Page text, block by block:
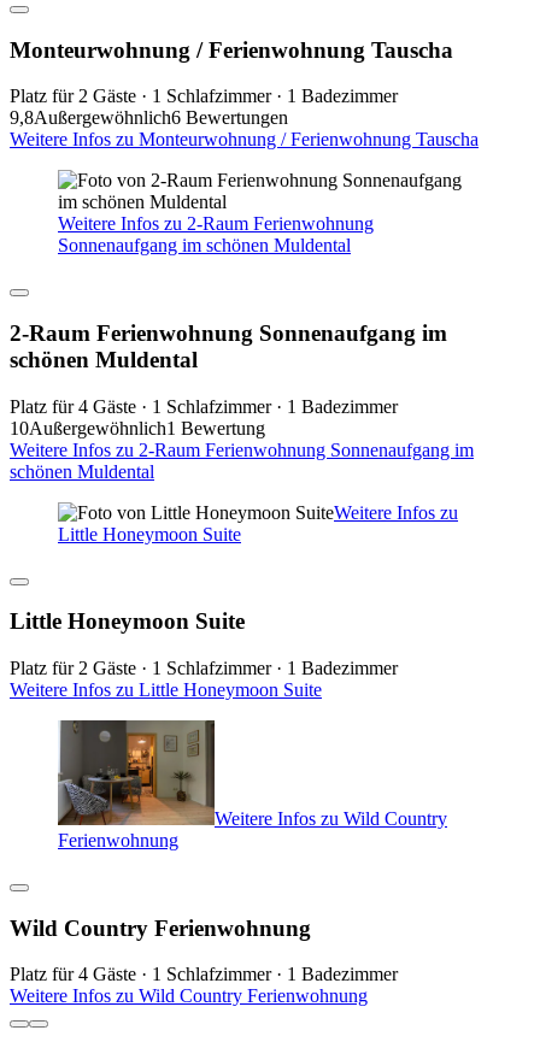
Monteurwohnung / Ferienwohnung Tauscha
Platz für 2 Gäste · 1 Schlafzimmer · 1 Badezimmer
9,8Außergewöhnlich6 Bewertungen
Weitere Infos zu Monteurwohnung / Ferienwohnung Tauscha
Weitere Infos zu 2-Raum Ferienwohnung
Sonnenaufgang im schönen Muldental
2-Raum Ferienwohnung Sonnenaufgang im
schönen Muldental
Platz für 4 Gäste · 1 Schlafzimmer · 1 Badezimmer
10Außergewöhnlich1 Bewertung
Weitere Infos zu 2-Raum Ferienwohnung Sonnenaufgang im
schönen Muldental
Weitere Infos zu
Little Honeymoon Suite
Little Honeymoon Suite
Platz für 2 Gäste · 1 Schlafzimmer · 1 Badezimmer
Weitere Infos zu Little Honeymoon Suite
Weitere Infos zu Wild Country
Ferienwohnung
Wild Country Ferienwohnung
Platz für 4 Gäste · 1 Schlafzimmer · 1 Badezimmer
Weitere Infos zu Wild Country Ferienwohnung